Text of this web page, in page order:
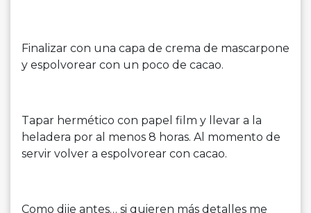
Finalizar con una capa de crema de mascarpone
y espolvorear con un poco de cacao.
Tapar hermético con papel film y llevar a la
heladera por al menos 8 horas. Al momento de
servir volver a espolvorear con cacao.
Como dije antes… si quieren más detalles me